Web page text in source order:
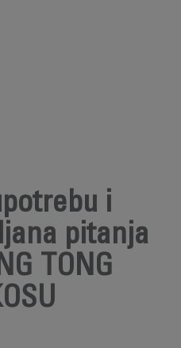
i
pitanja
TONG